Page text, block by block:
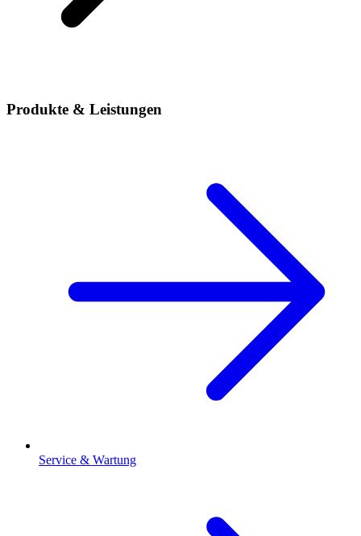
Produkte & Leistungen
Service & Wartung